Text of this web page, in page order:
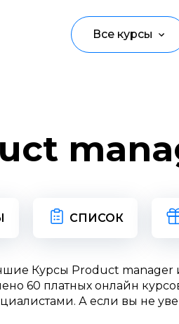
Все курсы
Дизайн
Аналитика
Детям
СПИСОК
Курсы Product
60 платных онлайн
А если вы не
варианты.